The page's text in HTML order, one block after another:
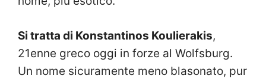
Si tratta di Konstantinos Koulierakis,
21enne greco oggi in forze al Wolfsburg.
Un nome sicuramente meno blasonato, pur